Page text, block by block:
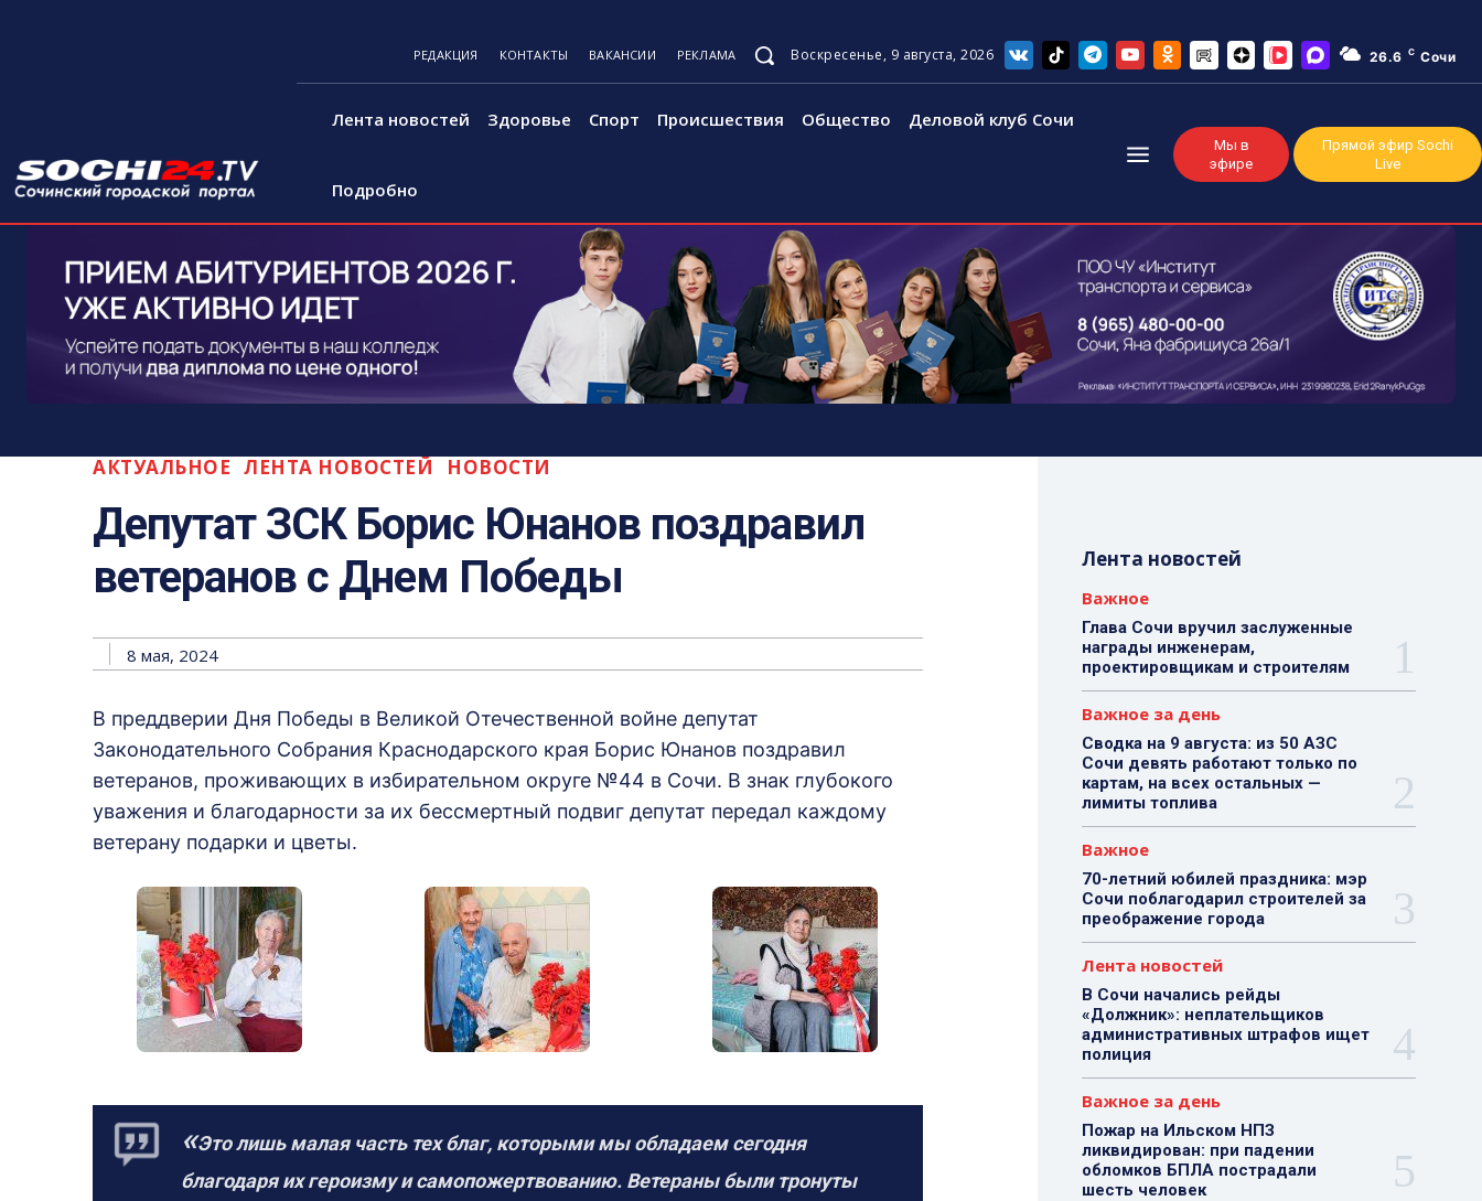
РЕДАКЦИЯ КОНТАКТЫ ВАКАНСИИ РЕКЛАМА Воскресенье, 9 августа, 2026 26.6 C Сочи
Лента новостей Здоровье Спорт Происшествия Общество Деловой клуб Сочи
Подробно
Мы в
эфире
Прямой эфир Sochi
Live
АКТУАЛЬНОЕ ЛЕНТА НОВОСТЕЙ НОВОСТИ
Депутат ЗСК Борис Юнанов поздравил
ветеранов с Днем Победы
8 мая, 2024
В преддверии Дня Победы в Великой Отечественной войне депутат
Законодательного Собрания Краснодарского края Борис Юнанов поздравил
ветеранов, проживающих в избирательном округе №44 в Сочи. В знак глубокого
уважения и благодарности за их бессмертный подвиг депутат передал каждому
ветерану подарки и цветы.
«Это лишь малая часть тех благ, которыми мы обладаем сегодня
благодаря их героизму и самопожертвованию. Ветераны были тронуты
Лента новостей
Важное
Глава Сочи вручил заслуженные
награды инженерам,
проектировщикам и строителям
Важное за день
Сводка на 9 августа: из 50 АЗС
Сочи девять работают только по
картам, на всех остальных —
лимиты топлива
Важное
70-летний юбилей праздника: мэр
Сочи поблагодарил строителей за
преображение города
Лента новостей
В Сочи начались рейды
«Должник»: неплательщиков
административных штрафов ищет
полиция
Важное за день
Пожар на Ильском НПЗ
ликвидирован: при падении
обломков БПЛА пострадали
шесть человек